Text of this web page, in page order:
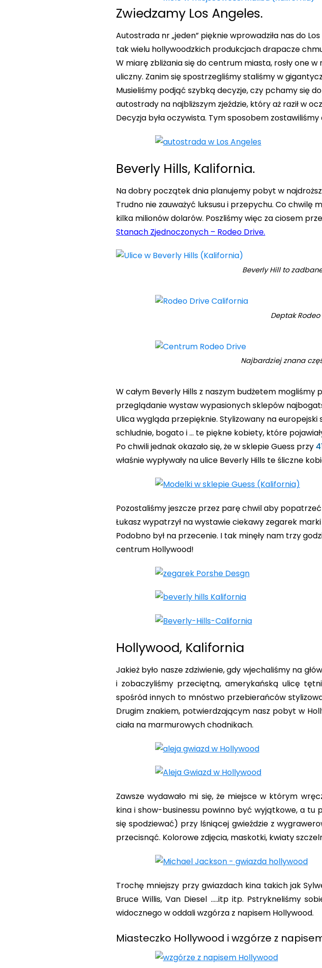
Zwiedzamy Los Angeles.
Autostrada nr „jeden” pięknie wprowadziła nas do
tak wielu hollywoodzkich produkcjach drapacze
W miarę zbliżania się do centrum miasta, rosły one
uliczny. Zanim się spostrzegliśmy staliśmy w
Musieliśmy podjąć szybką decyzje, czy pchamy się
autostrady na najbliższym zjeździe, który aż raził w
Decyzja była oczywista. Tym sposobem
Beverly Hills, Kalifornia.
Na dobry początek dnia planujemy pobyt w
Trudno nie zauważyć luksusu i przepychu. Co chwilę
kilka milionów dolarów. Poszliśmy więc za ciosem
Stanach Zjednoczonych – Rodeo Drive.
Beverly Hill to
Deptak
Najbardziej znana
W całym Beverly Hills z naszym budżetem mogliśmy
przeglądanie wystaw wypasionych sklepów
Ulica wygląda przepięknie. Stylizowany na
schludnie, bogato i … te piękne kobiety, które
Po chwili jednak okazało się, że w sklepie Guess przy
właśnie wypływały na ulice Beverly Hills te śliczne
Pozostaliśmy jeszcze przez parę chwil aby
Łukasz wypatrzył na wystawie ciekawy zegarek
Podobno był na przecenie. I tak minęły nam trzy
centrum Hollywood!
Hollywood, Kalifornia
Jakież było nasze zdziwienie, gdy wjechaliśmy na
i zobaczyliśmy przeciętną, amerykańską ulicę
spośród innych to mnóstwo przebierańców
Drugim znakiem, potwierdzającym nasz pobyt w
ciała na marmurowych chodnikach.
Zawsze wydawało mi się, że miejsce w którym
kina i show-businessu powinno być wyjątkowe, a tu
się spodziewać) przy lśniącej gwieździe z
przecisnąć. Kolorowe zdjęcia, maskotki, kwiaty
Trochę mniejszy przy gwiazdach kina takich jak
Bruce Willis, Van Diesel …..itp itp. Pstrykneliśmy
widocznego w oddali wzgórza z napisem Hollywood.
Miasteczko Hollywood i wzgórze z